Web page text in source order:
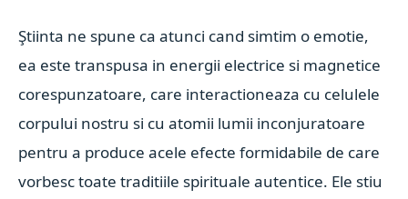
Ştiinta ne spune ca atunci cand simtim o emotie,
ea este transpusa in energii electrice si magnetice
corespunzatoare, care interactioneaza cu celulele
corpului nostru si cu atomii lumii inconjuratoare
pentru a produce acele efecte formidabile de care
vorbesc toate traditiile spirituale autentice. Ele stiu